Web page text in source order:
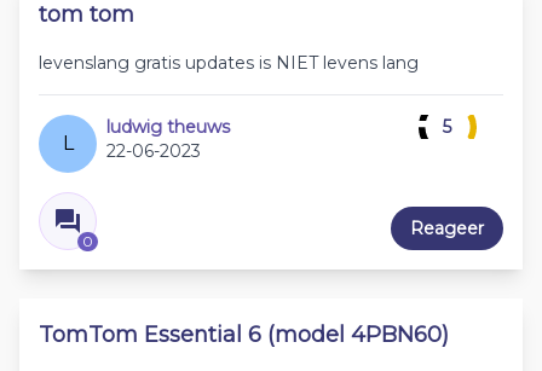
tom tom
levenslang gratis updates is NIET levens lang
L
ludwig theuws
22-06-2023
0
5
Reageer
TomTom Essential 6 (model 4PBN60)